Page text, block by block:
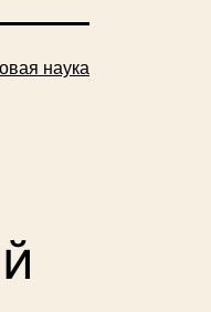
наука